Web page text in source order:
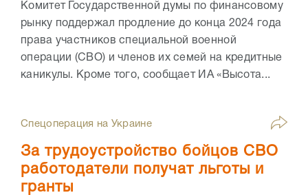
Комитет Государственной думы по финансовому
рынку поддержал продление до конца 2024 года
права участников специальной военной
операции (СВО) и членов их семей на кредитные
каникулы. Кроме того, сообщает ИА «Высота...
Спецоперация на Украине
За трудоустройство бойцов СВО
работодатели получат льготы и
гранты